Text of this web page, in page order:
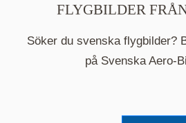
FLYGBILDER
Söker du svenska flygbilder?
på Svenska Aero-